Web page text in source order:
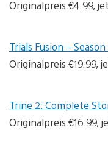
Originalpreis €4.99,
Trials Fusion – Season
Originalpreis €19.99,
Trine 2: Complete
Originalpreis €16.99,